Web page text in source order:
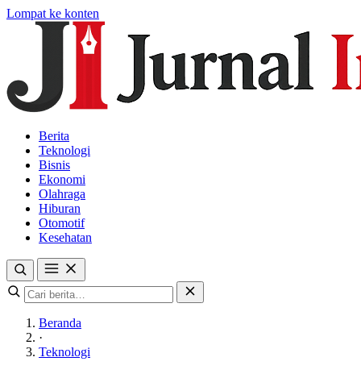
Lompat ke konten
Berita
Teknologi
Bisnis
Ekonomi
Olahraga
Hiburan
Otomotif
Kesehatan
Beranda
·
Teknologi